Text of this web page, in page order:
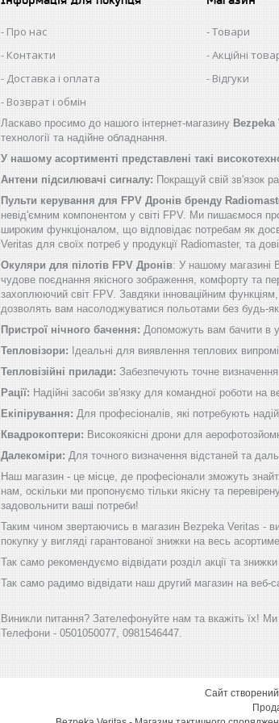
Про нас
Контакти
Доставка і оплата
Возврат і обмін
Товари
Акційні
Відгуки
Ласкаво просимо до нашого інтернет-магазину Bezpeka
технології та надійне обладнання.
У нашому асортименті представлені такі
Антени підсилювачі сигналу: Покращуй свій зв'язок
Пульти керування для FPV Дронів бренду
невід'ємним компонентом у світі FPV. Ми пишаємося
широким функціоналом, що відповідає потребам як
Veritas для своїх потреб у продукції Radiomaster, та
Окуляри для пілотів FPV Дронів: У нашому магазині
чудове поєднання якісного зображення, комфорту та
захоплюючий світ FPV. Завдяки інноваційним
дозволять вам насолоджуватися польотами без будь-
Пристрої нічного бачення: Допоможуть вам бачити в
Тепловізори: Ідеальні для виявлення теплових
Тепловізійні прилади: Забезпечують точне
Рації: Надійні засоби зв'язку для командної роботи на
Екіпірування: Для професіоналів, які потребують
Квадрокоптери: Високоякісні дрони для
Далекоміри: Для точного визначення відстаней та
Наш магазин - це місце, де професіонали зможуть
нам, оскільки ми пропонуємо тільки якісну та
задовольнити ваші потреби!
Таким чином звертаючись в магазин Bezpeka Veritas -
покупку у вигляді гарантованої знижки на весь
Так само рекомендуємо відвідати розділ акції та
Так само радимо відвідати наш другий магазин на веб-
Виникли питання? Зателефонуйте нам та вкажіть їх!
Телефони - 0501050077, 0981546447.
Сайт